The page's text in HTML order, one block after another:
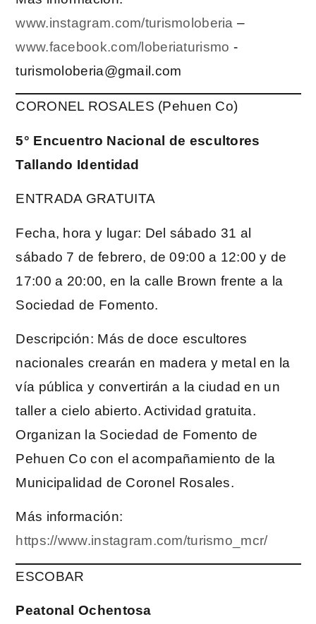
www.instagram.com/turismoloberia –
www.facebook.com/loberiaturismo -
turismoloberia@gmail.com
CORONEL ROSALES (Pehuen Co)
5° Encuentro Nacional de escultores
Tallando Identidad
ENTRADA GRATUITA
Fecha, hora y lugar: Del sábado 31 al
sábado 7 de febrero, de 09:00 a 12:00 y de
17:00 a 20:00, en la calle Brown frente a la
Sociedad de Fomento.
Descripción: Más de doce escultores
nacionales crearán en madera y metal en la
vía pública y convertirán a la ciudad en un
taller a cielo abierto. Actividad gratuita.
Organizan la Sociedad de Fomento de
Pehuen Co con el acompañamiento de la
Municipalidad de Coronel Rosales.
Más información:
https://www.instagram.com/turismo_mcr/
ESCOBAR
Peatonal Ochentosa